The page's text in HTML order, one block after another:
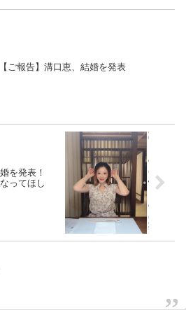
【ご報告】溝口恵、結婚を発表
を発表！
ってほし